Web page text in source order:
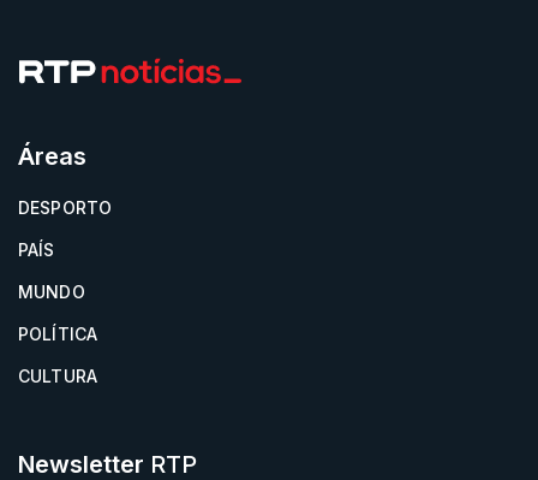
Áreas
DESPORTO
PAÍS
MUNDO
POLÍTICA
CULTURA
Newsletter RTP